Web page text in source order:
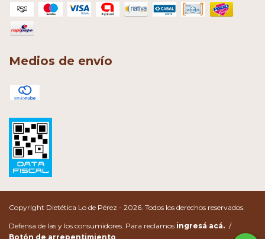
Medios de envío
Copyright Dietética Lo de Pérez - 2026. Todos los derechos reservados.
Defensa de las y los consumidores. Para reclamos ingresá acá. /
Botón de arrepentimiento